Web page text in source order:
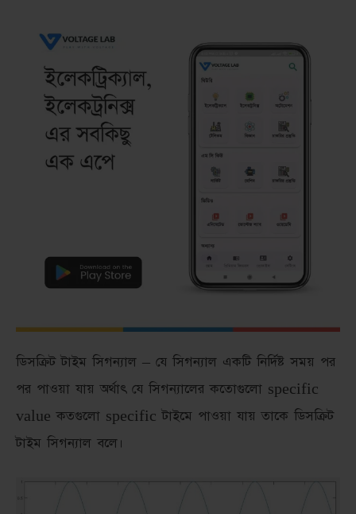
ডিসক্রিট টাইম সিগন্যাল – যে সিগন্যাল একটি নির্দিষ্ট সময় পর
পর পাওয়া যায় অর্থাৎ যে সিগন্যালের কতোগুলো specific
value কতগুলো specific টাইমে পাওয়া যায় তাকে ডিসক্রিট
টাইম সিগন্যাল বলে।